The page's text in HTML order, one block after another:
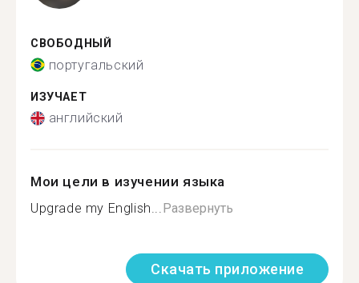
СВОБОДНЫЙ
португальский
ИЗУЧАЕТ
английский
Мои цели в изучении языка
Upgrade my English...Развернуть
Скачать приложение